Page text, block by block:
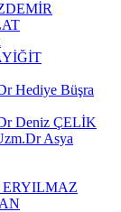
Hediye Büşra
Deniz ÇELİK
Asya
ERYILMAZ